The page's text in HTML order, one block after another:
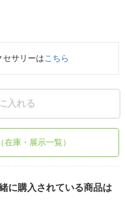
セサリーはこちら
入れる
在庫・展示一覧）
に購入されている商品は